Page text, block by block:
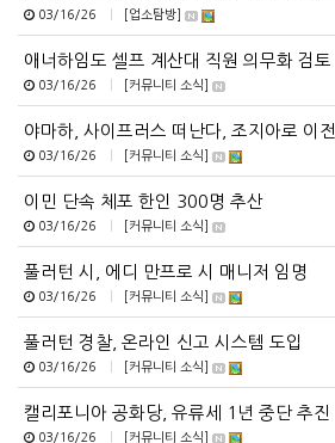
03/16/26 [업소탐방]
애너하임도 셀프 계산대 직원 의무화 검토
03/16/26 [커뮤니티 소식]
야마하, 사이프러스 떠난다, 조지아로 이전
03/16/26 [커뮤니티 소식]
이민 단속 체포 한인 300명 추산
03/16/26 [커뮤니티 소식]
풀러턴 시, 에디 만프로 시 매니저 임명
03/16/26 [커뮤니티 소식]
풀러턴 경찰, 온라인 신고 시스템 도입
03/16/26 [커뮤니티 소식]
캘리포니아 공화당, 유류세 1년 중단 추진
03/16/26 [커뮤니티 소식]